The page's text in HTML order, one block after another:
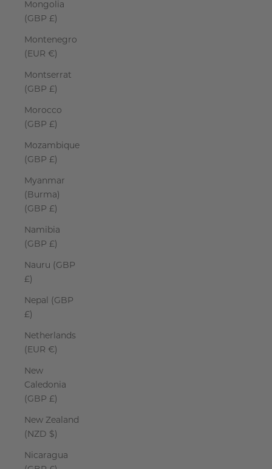
Mongolia
(GBP £)
Montenegro
(EUR €)
Montserrat
(GBP £)
Morocco
(GBP £)
Mozambique
(GBP £)
Myanmar
(Burma)
(GBP £)
Namibia
(GBP £)
Nauru (GBP
£)
Nepal (GBP
£)
Netherlands
(EUR €)
New
Caledonia
(GBP £)
New Zealand
(NZD $)
Nicaragua